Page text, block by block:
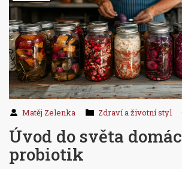
Matěj Zelenka Zdraví a životní styl
Úvod do světa
probiotik